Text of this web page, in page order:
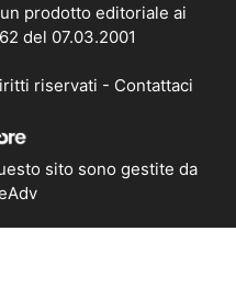
prodotto editoriale ai
del 07.03.2001
riservati - Contattaci
sito sono gestite da